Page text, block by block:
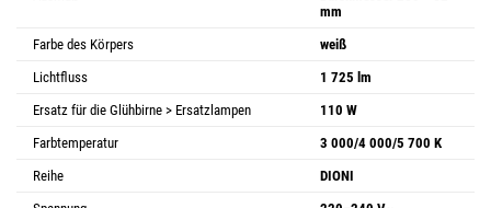
mm
Farbe des Körpers
weiß
Lichtfluss
1 725 lm
Ersatz für die Glühbirne > Ersatzlampen
110 W
Farbtemperatur
3 000/4 000/5 700 K
Reihe
DIONI